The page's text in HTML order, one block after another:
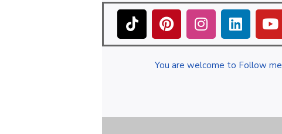
You are welcome to Follow me